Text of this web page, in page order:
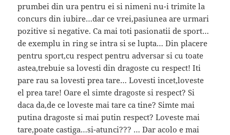
prumbei din ura pentru ei si nimeni nu-i trimite la
concurs din iubire…dar ce vrei,pasiunea are urmari
pozitive si negative. Ca mai toti pasionatii de sport…
de exemplu in ring se intra si se lupta… Din placere
pentru sport,cu respect pentru adversar si cu toate
astea,trebuie sa lovesti din dragoste cu respect! Iti
pare rau sa lovesti prea tare… Lovesti incet,loveste
el prea tare! Oare el simte dragoste si respect? Si
daca da,de ce loveste mai tare ca tine? Simte mai
putina dragoste si mai putin respect? Loveste mai
tare,poate castiga…si-atunci??? … Dar acolo e mai